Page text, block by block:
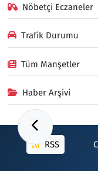
Nöbetçi Eczaneler
Trafik Durumu
Tüm Manşetler
Haber Arşivi
RSS